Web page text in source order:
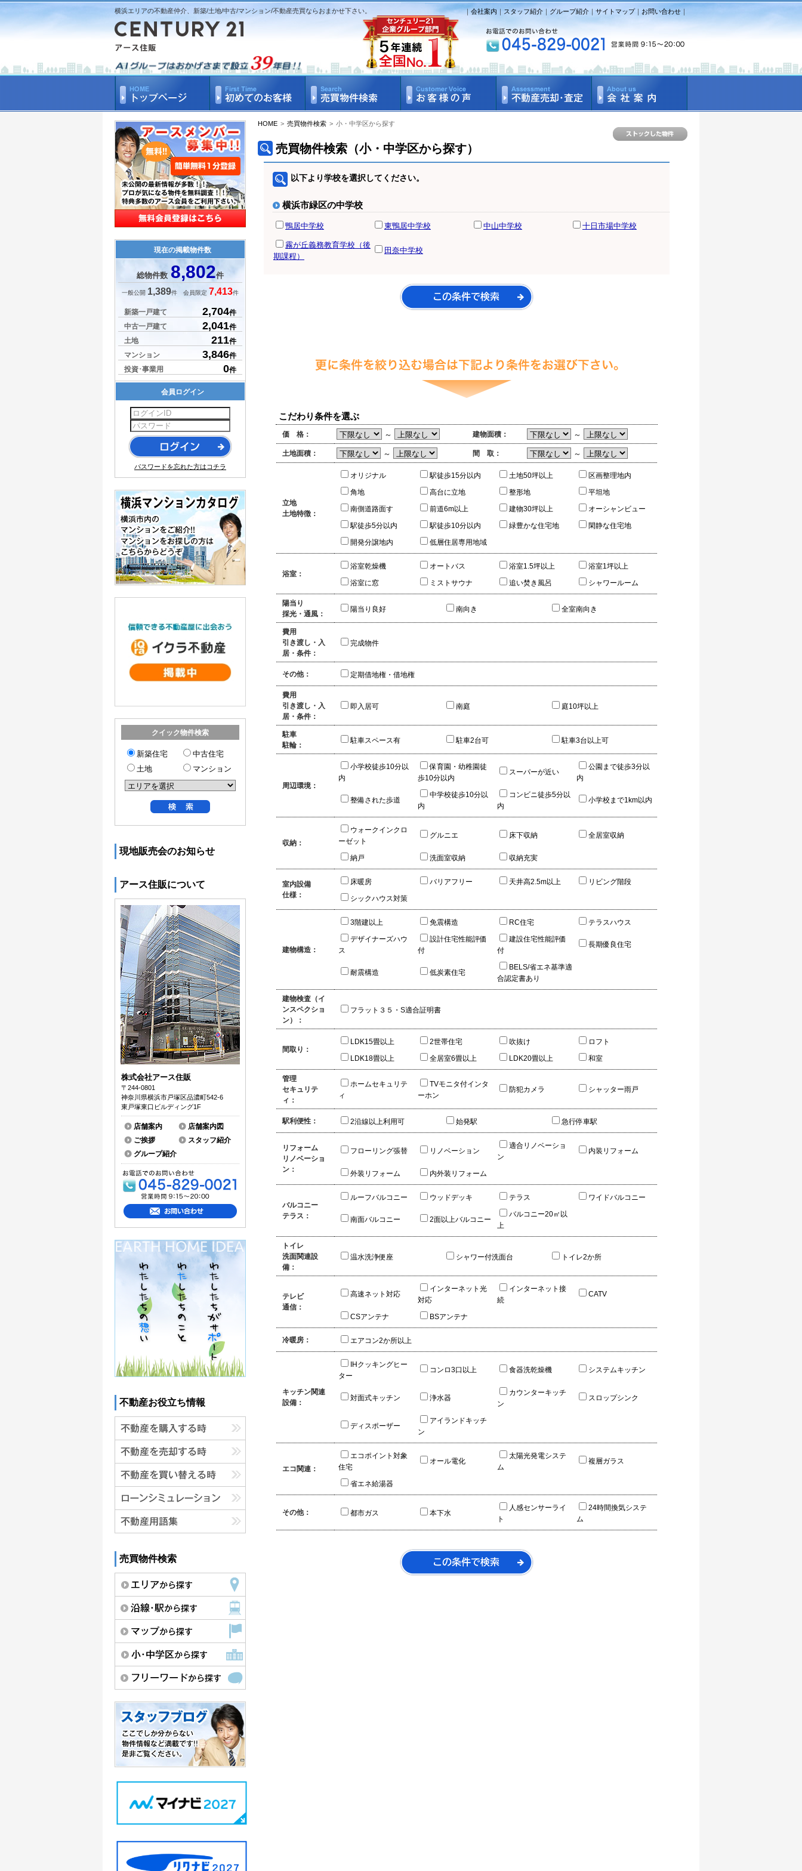
横浜エリアの不動産仲介、新築/土地/中古/マンション/不動産売買ならおまかせ下さい。 ｜会社案内 ｜スタッフ紹介 ｜ グループ紹介 ｜ サイトマップ｜ お問い合わせ ｜
HOME > 売買物件検索 > 小・中学区から探す
売買物件検索（小・中学区から探す）
以下より学校を選択してください。
横浜市緑区の中学校
鴨居中学校 東鴨居中学校 中山中学校 十日市場中学校
霧が丘義務教育学校（後
期課程）
田奈中学校
こだわり条件を選ぶ
価 格： ～ 建物面積： ～
土地面積： ～ 間 取： ～
立地
土地特徴：
オリジナル 駅徒歩15分以内 土地50坪以上
区画整理地内
角地
高台に立地 整形地
平坦地
南側道路面す
前道6m以上 建物30坪以上
オーシャンビュー
駅徒歩5分以内
駅徒歩10分以内 緑豊かな住宅地
閑静な住宅地
開発分譲地内
低層住居専用地域
浴室：
浴室乾燥機 オートバス 浴室1.5坪以上
浴室1坪以上
浴室に窓
ミストサウナ 追い焚き風呂 シャワールーム
陽当り
採光・通風：
陽当り良好 南向き 全室南向き
費用
引き渡し・入
居・条件：
完成物件
その他： 定期借地権・借地権
費用
引き渡し・入
居・条件：
即入居可 南庭 庭10坪以上
駐車
駐輪：
駐車スペース有 駐車2台可 駐車3台以上可
周辺環境：
小学校徒歩10分以
内
保育園・幼稚園徒
歩10分以内
スーパーが近い
公園まで徒歩3分以
内
整備された歩道
中学校徒歩10分以
内
コンビニ徒歩5分以
内
小学校まで1km以内
収納：
ウォークインクロ
ーゼット
グルニエ 床下収納 全居室収納
納戸 洗面室収納 収納充実
室内設備
仕様：
床暖房 バリアフリー 天井高2.5m以上
リビング階段
シックハウス対策
建物構造：
3階建以上 免震構造 RC住宅
テラスハウス
デザイナーズハウ
ス
設計住宅性能評価
付
建設住宅性能評価
付
長期優良住宅
耐震構造 低炭素住宅
BELS/省エネ基準適
合認定書あり
建物検査（イ
ンスペクショ
ン）：
フラット３５・S適合証明書
間取り：
LDK15畳以上 2世帯住宅 吹抜け
ロフト
LDK18畳以上
全居室6畳以上 LDK20畳以上 和室
管理
セキュリテ
ィ：
ホームセキュリテ
ィ
TVモニタ付インタ
ーホン
防犯カメラ シャッター雨戸
駅利便性： 2沿線以上利用可 始発駅 急行停車駅
リフォーム
リノベーショ
ン：
フローリング張替 リノベーション
適合リノベーショ
ン
内装リフォーム
外装リフォーム 内外装リフォーム
バルコニー
テラス：
ルーフバルコニー ウッドデッキ テラス ワイドバルコニー
南面バルコニー 2面以上バルコニー
バルコニー20㎡以
上
トイレ
洗面関連設
備：
温水洗浄便座 シャワー付洗面台 トイレ2か所
テレビ
通信：
高速ネット対応
インターネット光
対応
インターネット接
続
CATV
CSアンテナ BSアンテナ
冷暖房： エアコン2か所以上
キッチン関連
設備：
IHクッキングヒー
ター
コンロ3口以上 食器洗乾燥機 システムキッチン
対面式キッチン 浄水器
カウンターキッチ
ン
スロップシンク
ディスポーザー
アイランドキッチ
ン
エコ関連：
エコポイント対象
住宅
オール電化
太陽光発電システ
ム
複層ガラス
省エネ給湯器
その他： 都市ガス 本下水
人感センサーライ
ト
24時間換気システ
ム
現在の掲載物件数
総物件数 8,802件
一般公開 1,389件 会員限定 7,413件
新築一戸建て 2,704件
中古一戸建て
2,041件
土地
211件
マンション
3,846件
投資･事業用
0件
会員ログイン
パスワードを忘れた方はコチラ
クイック物件検索
新築住宅
中古住宅
土地
マンション
現地販売会のお知らせ
アース住販について
株式会社アース住販
〒244-0801
神奈川県横浜市戸塚区品濃町542-6
東戸塚東口ビルディング1F
店舗案内
店舗案内図
ご挨拶
スタッフ紹介
グループ紹介
不動産お役立ち情報
売買物件検索